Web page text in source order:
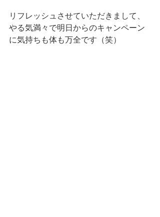
リフレッシュさせていただきまして、
やる気満々で明日からのキャンペーン
に気持ちも体も万全です（笑）